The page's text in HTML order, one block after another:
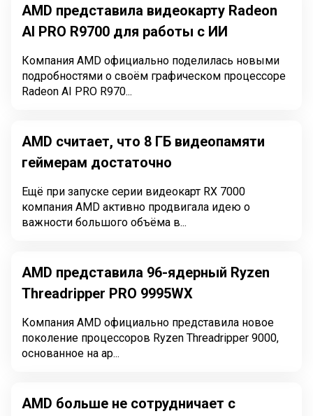
AMD представила видеокарту Radeon
AI PRO R9700 для работы с ИИ
Компания AMD официально поделилась новыми
подробностями о своём графическом процессоре
Radeon AI PRO R970...
AMD считает, что 8 ГБ видеопамяти
геймерам достаточно
Ещё при запуске серии видеокарт RX 7000
компания AMD активно продвигала идею о
важности большого объёма в...
AMD представила 96-ядерный Ryzen
Threadripper PRO 9995WX
Компания AMD официально представила новое
поколение процессоров Ryzen Threadripper 9000,
основанное на ар...
AMD больше не сотрудничает с